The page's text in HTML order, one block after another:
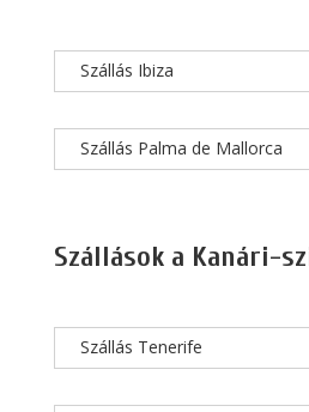
Szállás Ibiza
Szállás Palma de Mallorca
Szállások a Kanári-
Szállás Tenerife